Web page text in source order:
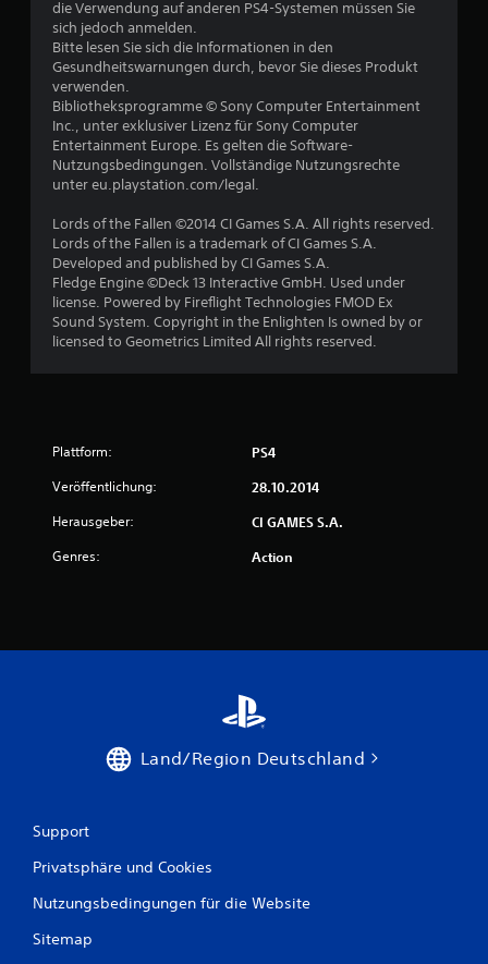
die Verwendung auf anderen PS4-Systemen müssen Sie
sich jedoch anmelden.
Bitte lesen Sie sich die Informationen in den
Gesundheitswarnungen durch, bevor Sie dieses Produkt
verwenden.
Bibliotheksprogramme © Sony Computer Entertainment
Inc., unter exklusiver Lizenz für Sony Computer
Entertainment Europe. Es gelten die Software-
Nutzungsbedingungen. Vollständige Nutzungsrechte
unter eu.playstation.com/legal.
Lords of the Fallen ©2014 CI Games S.A. All rights reserved.
Lords of the Fallen is a trademark of CI Games S.A.
Developed and published by CI Games S.A.
Fledge Engine ©Deck 13 Interactive GmbH. Used under
license. Powered by Fireflight Technologies FMOD Ex
Sound System. Copyright in the Enlighten Is owned by or
licensed to Geometrics Limited All rights reserved.
Plattform: PS4
Veröffentlichung: 28.10.2014
Herausgeber: CI GAMES S.A.
Genres: Action
Land/Region Deutschland
Support
Privatsphäre und Cookies
Nutzungsbedingungen für die Website
Sitemap